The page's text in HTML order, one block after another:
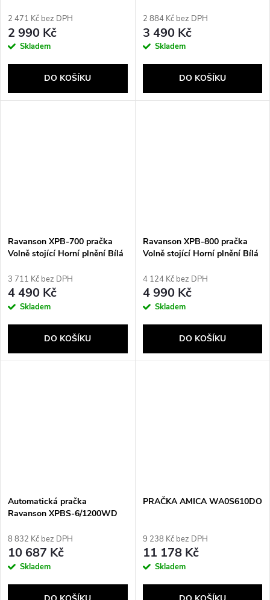
2 471 Kč bez DPH
2 990 Kč
Skladem
DO KOŠÍKU
2 884 Kč bez DPH
3 490 Kč
Skladem
DO KOŠÍKU
Ravanson XPB-700 pračka
Volně stojící Horní plnění Bílá
3 711 Kč bez DPH
4 490 Kč
Skladem
DO KOŠÍKU
Ravanson XPB-800 pračka
Volně stojící Horní plnění Bílá
4 124 Kč bez DPH
4 990 Kč
Skladem
DO KOŠÍKU
Automatická pračka
Ravanson XPBS-6/1200WD
8 832 Kč bez DPH
10 687 Kč
Skladem
PRAČKA AMICA WA0S610DO
9 238 Kč bez DPH
11 178 Kč
Skladem